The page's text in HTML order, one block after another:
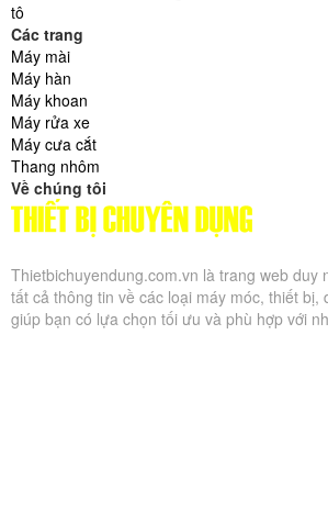
tô
Các trang
Máy mài
Máy hàn
Máy khoan
Máy rửa xe
Máy cưa cắt
Thang nhôm
Về chúng tôi
Thietbichuyendung.com.vn là trang web duy
tất cả thông tin về các loại máy móc, thiết bị,
giúp bạn có lựa chọn tối ưu và phù hợp với